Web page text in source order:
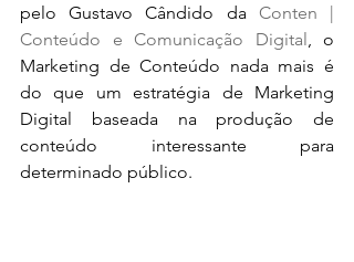
pelo Gustavo Cândido da Conten |
Conteúdo e Comunicação Digital, o
Marketing de Conteúdo nada mais é
do que um estratégia de Marketing
Digital baseada na produção de
conteúdo interessante para
determinado público.